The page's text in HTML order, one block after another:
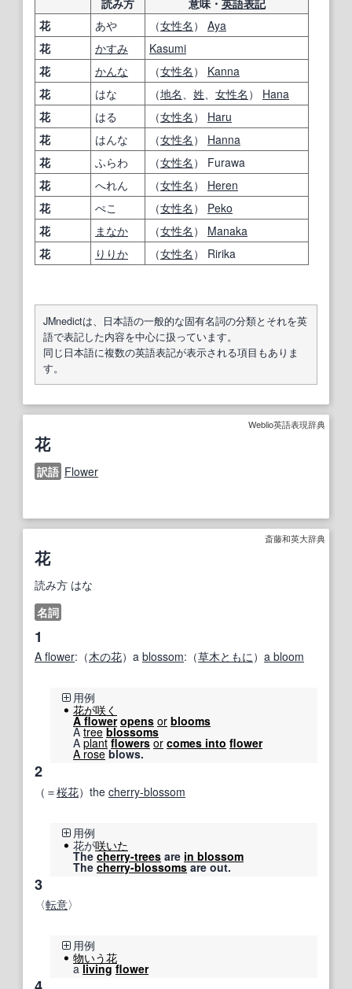
花
あや （女性名 ） Aya
花
かすみ
Kasumi
花
かんな （女性名 ） Kanna
花
はな （地名 姓 女性名 ） Hana
花
はる （女性名 ） Haru
花
はんな （女性名 ） Hanna
花
ふらわ （女性名 ） Furawa
花
へれん （女性名 ） Heren
花
ぺこ （女性名 ） Peko
花
まなか （女性名 ） Manaka
花
りりか （女性名 ） Ririka
JMnedictは、日本語の一般的な固有名詞の分類とそれを英
語で表記した内容を中心に扱っています。
同じ日本語に複数の英語表記が表示される項目もありま
す。
Weblio英語表現辞典
花
訳語 Flower
斎藤和英大辞典
花
読み方 はな
名詞
1
A flower:（木の花）a blossom:（草木ともに） a bloom
用例
花が咲く
A flower opens or blooms
Atree blossoms
A plant flowers or comes into flower
A rose blows.
2
（＝桜花）the cherry-blossom
用例
花が咲いた
Thecherry-trees are in blossom
The cherry-blossomsare out.
3
〈転意〉
用例
物いう花
aliving flower